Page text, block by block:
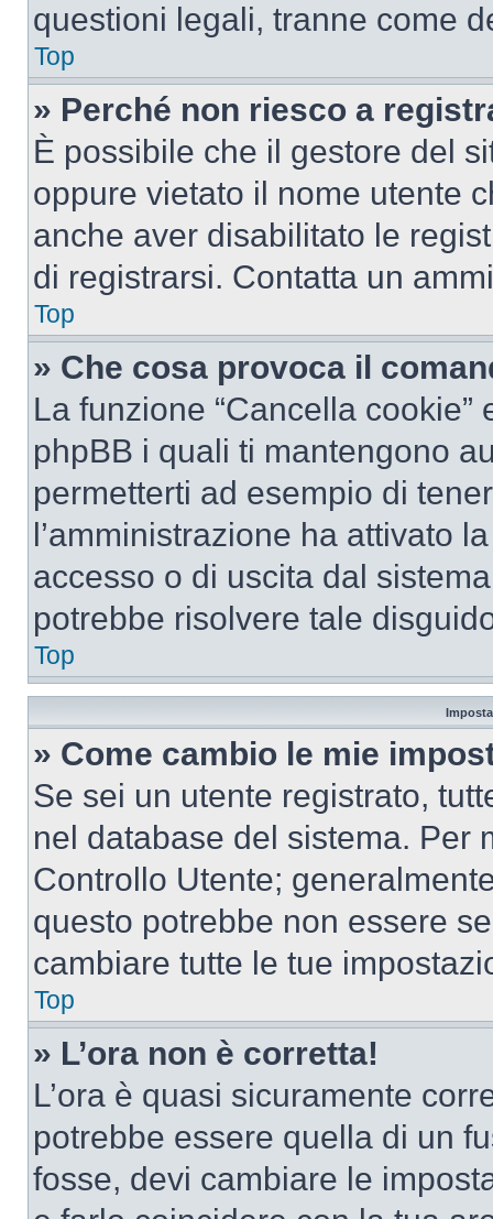
questioni legali, tranne come
Top
» Perché non riesco a
È possibile che il gestore del
oppure vietato il nome utente
anche aver disabilitato le
di registrarsi. Contatta un
Top
» Che cosa provoca il
La funzione “Cancella
phpBB i quali ti mantengono
permetterti ad esempio di
l’amministrazione ha attivato
accesso o di uscita dal
potrebbe risolvere tale
Top
» Come cambio le mie
Se sei un utente registrato,
nel database del sistema. Per
Controllo Utente;
questo potrebbe non essere
cambiare tutte le tue
Top
» L’ora non è corretta!
L’ora è quasi sicuramente
potrebbe essere quella di un
fosse, devi cambiare le